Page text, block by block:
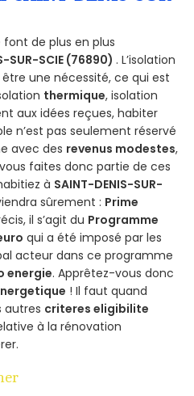
font de plus en plus
SUR-SCIE (76890) . L’isolation
une nécessité, ce qui est
thermique, isolation
aux idées reçues, habiter
n’est pas seulement réservé
avec des revenus modestes,
faites donc partie de ces
à SAINT-DENIS-SUR-
sûrement : Prime
il s’agit du Programme
qui a été imposé par les
acteur dans ce programme
energie. Apprêtez-vous donc
! Il faut quand
autres criteres eligibilite
à la rénovation